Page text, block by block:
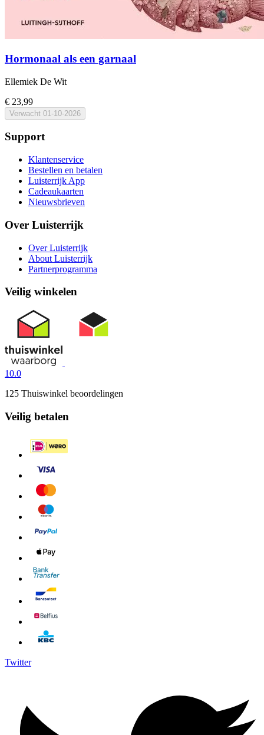
Hormonaal als een garnaal
Ellemiek De Wit
€ 23,99
Verwacht 01-10-2026
Support
Klantenservice
Bestellen en betalen
Luisterrijk App
Cadeaukaarten
Nieuwsbrieven
Over Luisterrijk
Over Luisterrijk
About Luisterrijk
Partnerprogramma
Veilig winkelen
10.0
125 Thuiswinkel beoordelingen
Veilig betalen
Twitter